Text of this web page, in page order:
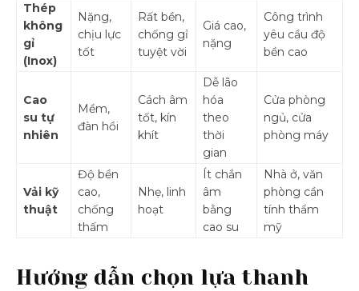
Thép
không
gỉ
(Inox)
Nặng,
chịu lực
tốt
Rất bền,
chống gỉ
tuyệt vời
Giá cao,
nặng
Công trình
yêu cầu độ
bền cao
Cao
su tự
nhiên
Mềm,
đàn hồi
Cách âm
tốt, kín
khít
Dễ lão
hóa
theo
thời
gian
Cửa phòng
ngủ, cửa
phòng máy
Vải kỹ
thuật
Độ bền
cao,
chống
thấm
Nhẹ, linh
hoạt
Ít chắn
âm
bằng
cao su
Nhà ở, văn
phòng cần
tính thẩm
mỹ
Hướng dẫn chọn lựa thanh